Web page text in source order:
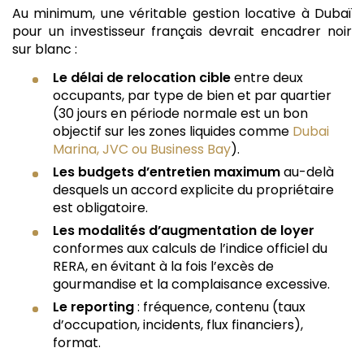
Au minimum, une véritable gestion locative à Dubaï
pour un investisseur français devrait encadrer noir
sur blanc :
Le délai de relocation cibleentre deux
occupants, par type de bien et par quartier
(30 jours en période normale est un bon
objectif sur les zones liquides comme Dubai
Marina, JVC ou Business Bay).
Les budgets d’entretien maximumau-delà
desquels un accord explicite du propriétaire
est obligatoire.
Les modalités d’augmentation de loyer
conformes aux calculs de l’indice officiel du
RERA, en évitant à la fois l’excès de
gourmandise et la complaisance excessive.
Le reporting: fréquence, contenu (taux
d’occupation, incidents, flux financiers),
format.